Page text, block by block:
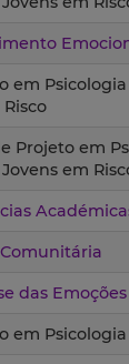
em
Projeto em
em
das Emoções
em